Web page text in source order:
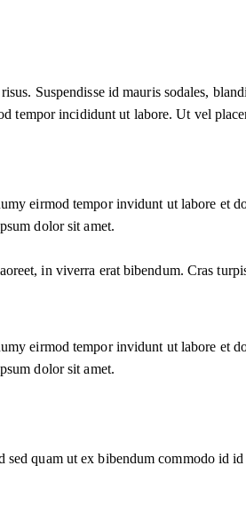
Suspendisse id mauris sodales,
tempor incididunt ut labore. Ut vel
eirmod tempor invidunt ut labore et
dolor sit amet.
in viverra erat bibendum. Cras
eirmod tempor invidunt ut labore et
dolor sit amet.
sed quam ut ex bibendum commodo